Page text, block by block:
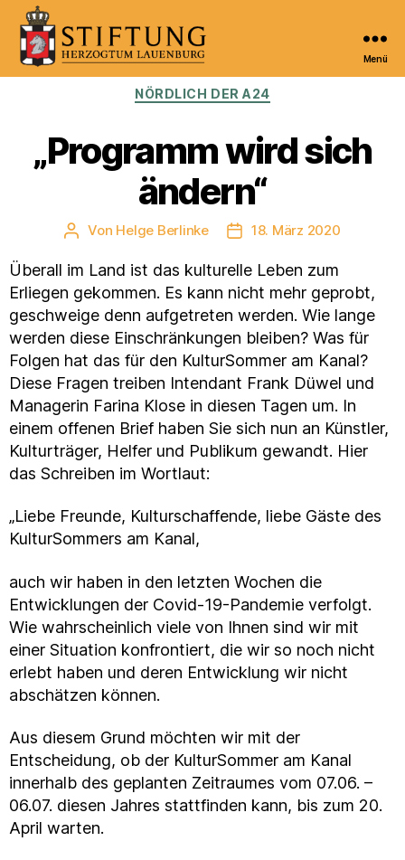
Kulturportal
Herzogtum
Lauenburg
Menü
Kategorien
NÖRDLICH DER A24
„Programm wird sich
ändern“
Beitragsautor
Von Helge Berlinke Veröffentlichungsdatum
18. März 2020
Überall im Land ist das kulturelle Leben zum
Erliegen gekommen. Es kann nicht mehr geprobt,
geschweige denn aufgetreten werden. Wie lange
werden diese Einschränkungen bleiben? Was für
Folgen hat das für den KulturSommer am Kanal?
Diese Fragen treiben Intendant Frank Düwel und
Managerin Farina Klose in diesen Tagen um. In
einem offenen Brief haben Sie sich nun an Künstler,
Kulturträger, Helfer und Publikum gewandt. Hier
das Schreiben im Wortlaut:
„Liebe Freunde, Kulturschaffende, liebe Gäste des
KulturSommers am Kanal,
auch wir haben in den letzten Wochen die
Entwicklungen der Covid-19-Pandemie verfolgt.
Wie wahrscheinlich viele von Ihnen sind wir mit
einer Situation konfrontiert, die wir so noch nicht
erlebt haben und deren Entwicklung wir nicht
abschätzen können.
Aus diesem Grund möchten wir mit der
Entscheidung, ob der KulturSommer am Kanal
innerhalb des geplanten Zeitraumes vom 07.06. –
06.07. diesen Jahres stattfinden kann, bis zum 20.
April warten.